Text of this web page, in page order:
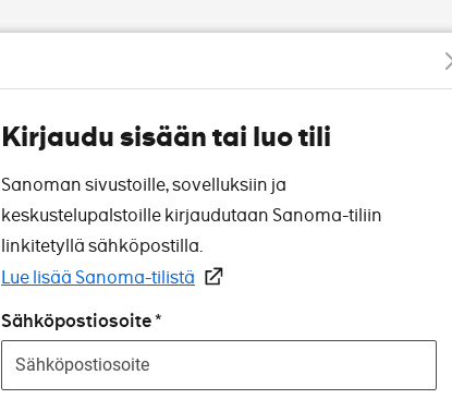
Kirjaudu sisään tai luo tili
Sanoman sivustoille, sovelluksiin ja
keskustelupalstoille kirjaudutaan Sanoma-tiliin
linkitetyllä sähköpostilla.
Lue lisää Sanoma-tilistä
Sähköpostiosoite